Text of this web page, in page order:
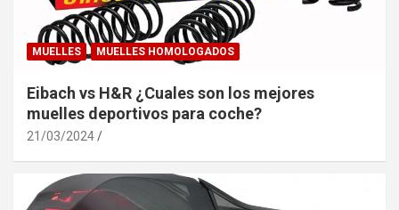
MUELLES MUELLES HOMOLOGADOS
Eibach vs H&R ¿Cuales son los mejores
muelles deportivos para coche?
21/03/2024